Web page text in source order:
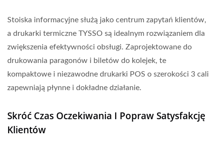
Stoiska informacyjne służą jako centrum zapytań klientów,
a drukarki termiczne TYSSO są idealnym rozwiązaniem dla
zwiększenia efektywności obsługi. Zaprojektowane do
drukowania paragonów i biletów do kolejek, te
kompaktowe i niezawodne drukarki POS o szerokości 3 cali
zapewniają płynne i dokładne działanie.
Skróć Czas Oczekiwania I Popraw Satysfakcję
Klientów